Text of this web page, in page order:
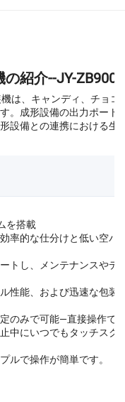
紹介--JY-ZB900
は、キャンディ、チョ
。成形設備の出力ポー
設備との連携における
を搭載
率的な仕分けと低い空パ
トし、メンテナンスやデ
性能、および迅速な包装
のみで可能—直接操作で
中にいつでもタッチスク
ルで操作が簡単です。